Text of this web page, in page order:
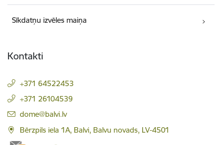
Sīkdatņu izvēles maiņa
Kontakti
+371 64522453
+371 26104539
E-pasts:
dome@balvi.lv
Bērzpils iela 1A, Balvi, Balvu novads, LV-4501